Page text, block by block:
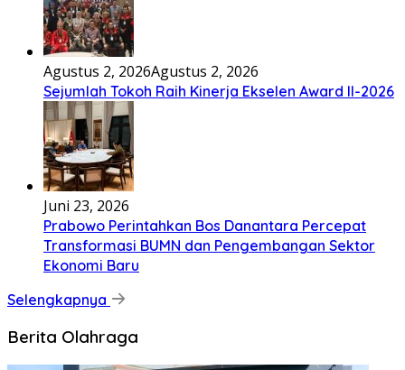
Agustus 2, 2026Agustus 2, 2026
Sejumlah Tokoh Raih Kinerja Ekselen Award II-2026
Juni 23, 2026
Prabowo Perintahkan Bos Danantara Percepat
Transformasi BUMN dan Pengembangan Sektor
Ekonomi Baru
Selengkapnya
Berita Olahraga